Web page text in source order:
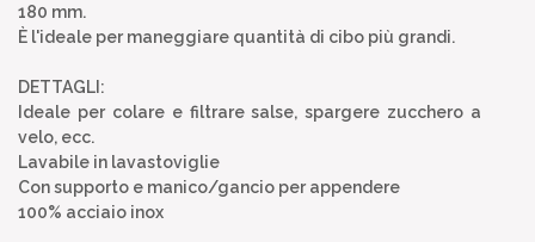
180 mm.
È l'ideale per maneggiare quantità di cibo più grandi.
DETTAGLI:
Ideale per colare e filtrare salse, spargere zucchero a
velo, ecc.
Lavabile in lavastoviglie
Con supporto e manico/gancio per appendere
100% acciaio inox